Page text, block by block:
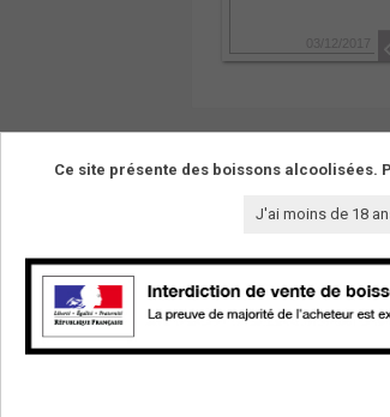
Ce site présente des boissons
J'ai moins de 18